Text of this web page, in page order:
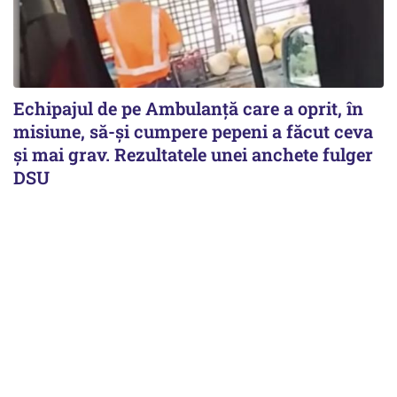
Echipajul de pe Ambulanță care a oprit, în
misiune, să-și cumpere pepeni a făcut ceva
și mai grav. Rezultatele unei anchete fulger
DSU